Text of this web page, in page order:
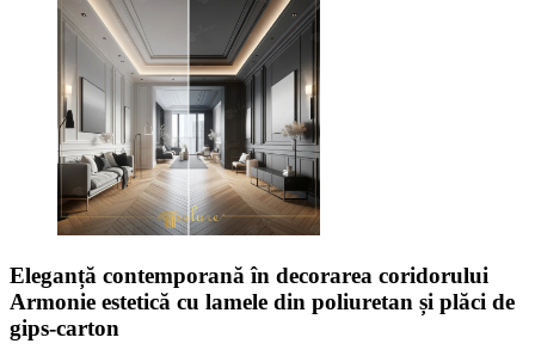
Eleganță contemporană în decorarea coridorului
Armonie estetică cu lamele din poliuretan și plăci de
gips-carton